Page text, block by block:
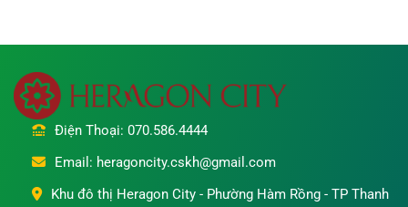
Điện Thoại: 070.586.4444
Email: heragoncity.cskh@gmail.com
Khu đô thị Heragon City - Phường Hàm Rồng - TP Thanh